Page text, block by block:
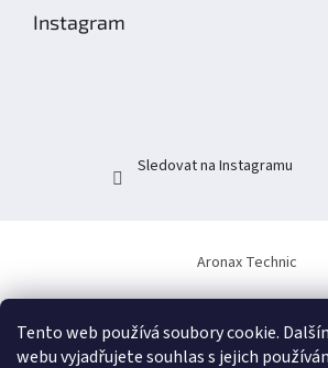
Tento web používá soubory cookie.
webu vyjadřujete souhlas s jejich
Instagram
Sledovat na Instagramu
Aronax Technic